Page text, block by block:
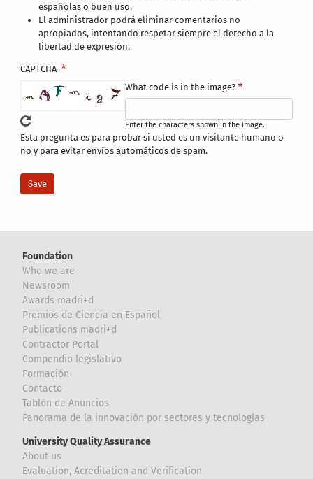
españolas o buen uso.
El administrador podrá eliminar comentarios no
apropiados, intentando respetar siempre el derecho a la
libertad de expresión.
CAPTCHA
What code is in the image?
Enter the characters shown in the image.
Esta pregunta es para probar si usted es un visitante humano o
no y para evitar envíos automáticos de spam.
Foundation
Who we are
Newsroom
Awards madri+d
Premios de Ciencia en Español
Publications madri+d
Contractor Portal
Compendio legislativo
Formación
Contacto
Tablón de Anuncios
Panorama de la innovación por sectores y tecnologías
University Quality Assurance
About us
Evaluation, Acreditation and Verification